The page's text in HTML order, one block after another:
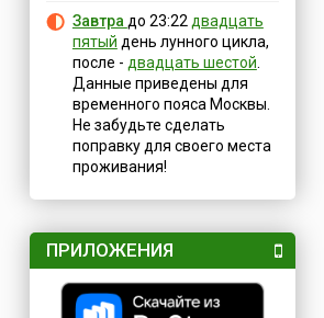
Завтра до 23:22 двадцать
пятый день лунного цикла,
после - двадцать шестой
Данные приведены для
временного пояса Москвы.
Не забудьте сделать
поправку для своего места
проживания!
ПРИЛОЖЕНИЯ